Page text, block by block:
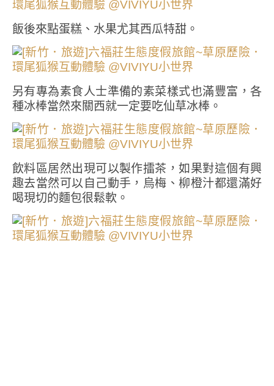
飯後來點蛋糕、水果尤其西瓜特甜。
另有專為素食人士準備的素菜樣式也滿豐富，各
種冰棒當然來關西就一定要吃仙草冰棒。
飲料區居然出現可以製作擂茶，如果對這個有興
趣去當然可以自己動手，烏梅、柳橙汁都還滿好
喝現切的麵包很鬆軟。